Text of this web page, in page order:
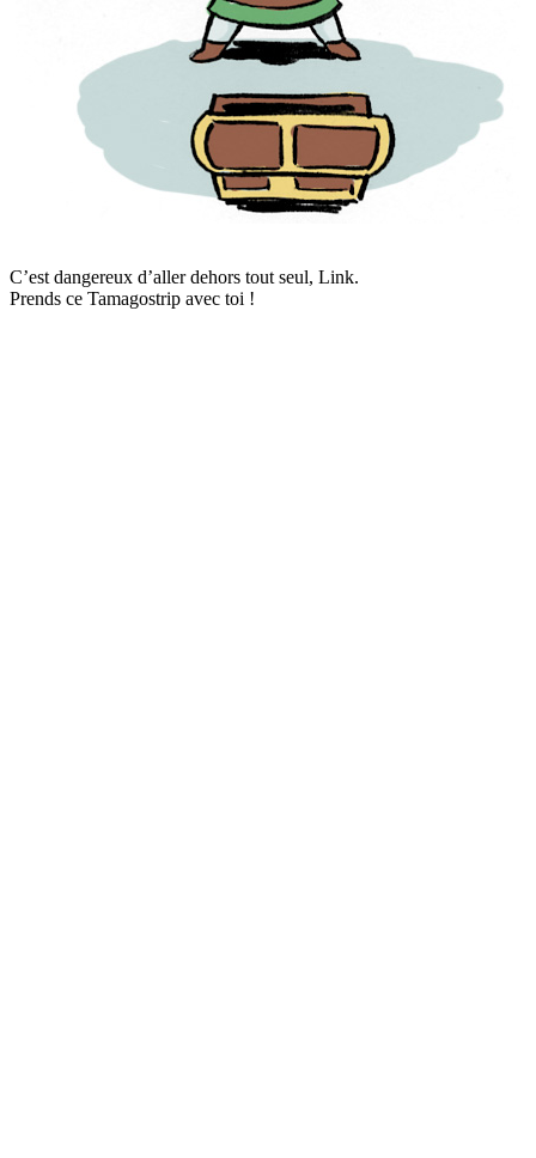
C’est dangereux d’aller dehors tout seul, Link.
Prends ce Tamagostrip avec toi !